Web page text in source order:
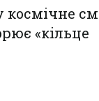
космічне
«кільце